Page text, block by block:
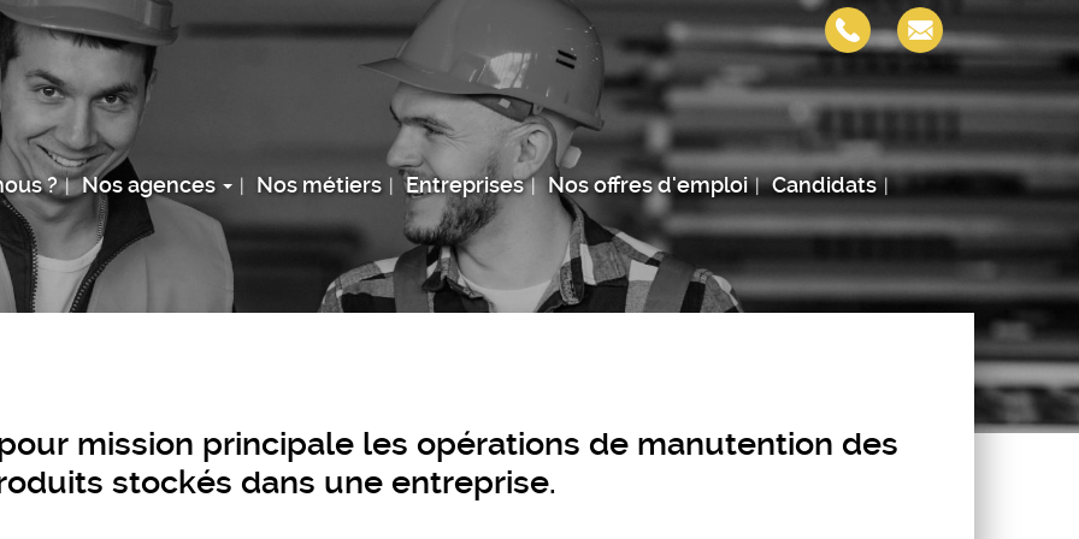
? Nos agences Nos métiers Entreprises Nos offres d'emploi Candidats
mission principale les opérations de manutention des
stockés dans une entreprise.